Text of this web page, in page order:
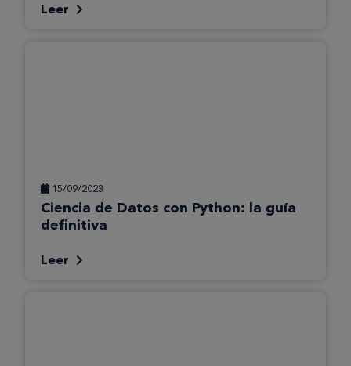
Leer
15/09/2023
Ciencia de Datos con Python: la guía
definitiva
Leer